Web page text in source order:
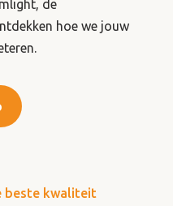
de
hoe we jouw
beste kwaliteit